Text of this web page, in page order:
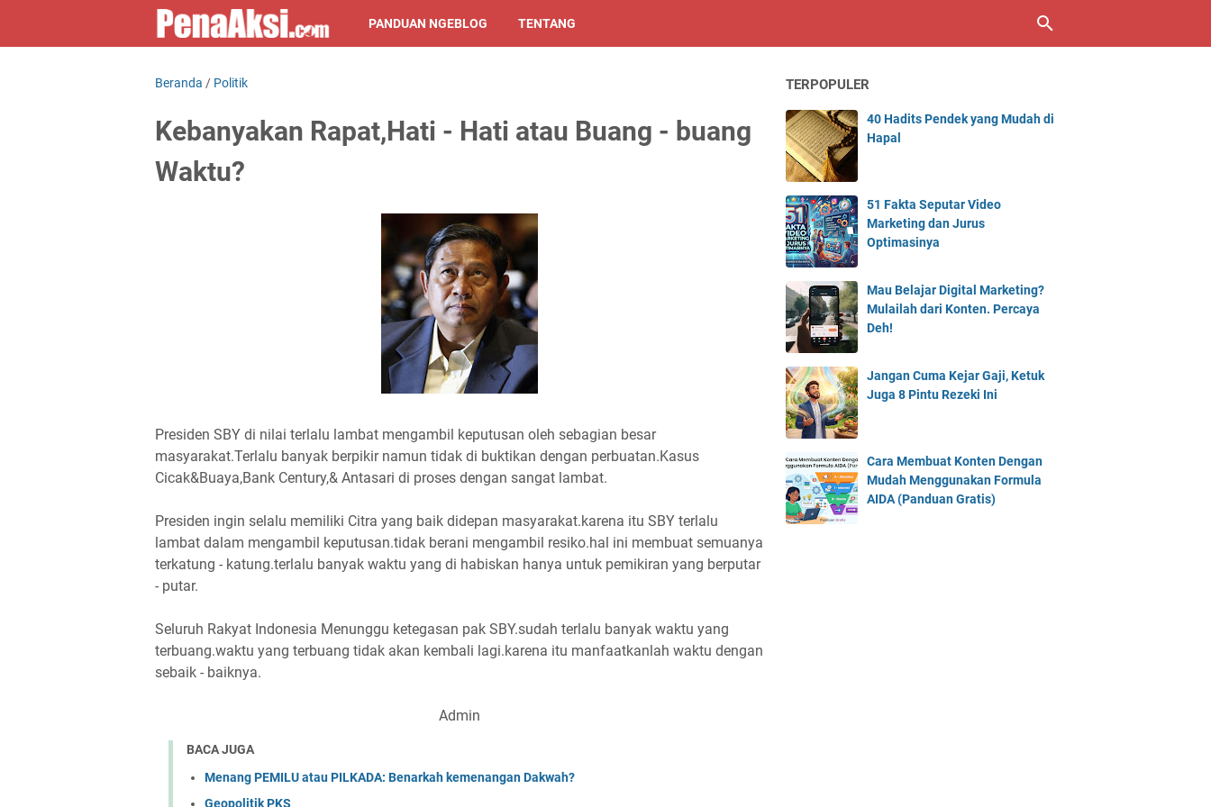
PANDUAN NGEBLOG TENTANG
Beranda / Politik
Kebanyakan Rapat,Hati - Hati atau Buang - buang
Waktu?
Presiden SBY di nilai terlalu lambat mengambil keputusan oleh sebagian besar
masyarakat.Terlalu banyak berpikir namun tidak di buktikan dengan perbuatan.Kasus
Cicak&Buaya,Bank Century,& Antasari di proses dengan sangat lambat.
Presiden ingin selalu memiliki Citra yang baik didepan masyarakat.karena itu SBY terlalu
lambat dalam mengambil keputusan.tidak berani mengambil resiko.hal ini membuat semuanya
terkatung - katung.terlalu banyak waktu yang di habiskan hanya untuk pemikiran yang berputar
- putar.
Seluruh Rakyat Indonesia Menunggu ketegasan pak SBY.sudah terlalu banyak waktu yang
terbuang.waktu yang terbuang tidak akan kembali lagi.karena itu manfaatkanlah waktu dengan
sebaik - baiknya.
Admin
BACA JUGA
Menang PEMILU atau PILKADA: Benarkah kemenangan Dakwah?
Geopolitik PKS
TERPOPULER
40 Hadits Pendek yang Mudah di
Hapal
51 Fakta Seputar Video
Marketing dan Jurus
Optimasinya
Mau Belajar Digital Marketing?
Mulailah dari Konten. Percaya
Deh!
Jangan Cuma Kejar Gaji, Ketuk
Juga 8 Pintu Rezeki Ini
Cara Membuat Konten Dengan
Mudah Menggunakan Formula
AIDA (Panduan Gratis)